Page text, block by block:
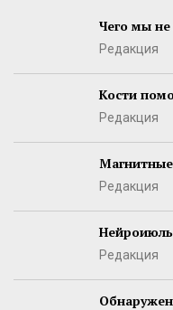
Чего мы не
Редакция
Кости
Редакция
Редакция
Нейроиюль
Редакция